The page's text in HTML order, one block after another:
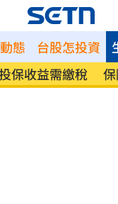
態 台股怎投資
保收益需繳稅 保